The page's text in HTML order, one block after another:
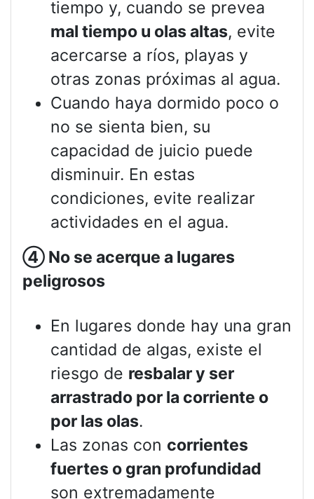
tiempo y, cuando se prevea
mal tiempo u olas altas, evite
acercarse a ríos, playas y
otras zonas próximas al agua.
Cuando haya dormido poco o
no se sienta bien, su
capacidad de juicio puede
disminuir. En estas
condiciones, evite realizar
actividades en el agua.
④ No se acerque a lugares
peligrosos
En lugares donde hay una gran
cantidad de algas, existe el
riesgo de resbalar y ser
arrastrado por la corriente o
por las olas.
Las zonas con corrientes
fuertes o gran profundidad
son extremadamente